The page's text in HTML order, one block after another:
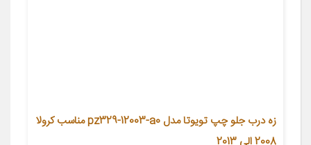
زه درب جلو چپ تویوتا مدل pz329-12003-a0 مناسب کرولا